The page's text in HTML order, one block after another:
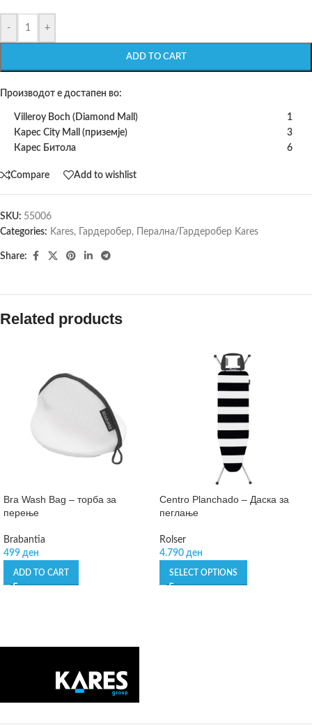
- +
ADD TO CART
Производот е достапен во:
Villeroy Boch (Diamond Mall)
1
Карес City Mall (приземје)
3
Карес Битола
6
Compare Add to wishlist
SKU: 55006
Categories: Kares, Гардеробер, Перална/Гардеробер Kares
Share:
Related products
Bra Wash Bag – торба за
перење
Brabantia
499 ден
ADD TO CART
Centro Planchado – Даска за
пеглање
Rolser
4.790 ден
SELECT OPTIONS